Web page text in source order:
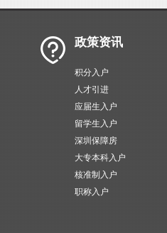
政策资讯
积分入户
人才引进
应届生入户
留学生入户
深圳保障房
大专本科入户
核准制入户
职称入户